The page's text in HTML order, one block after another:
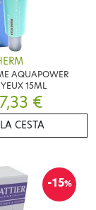
AQUAPOWER
15ML
€
CESTA
-15%